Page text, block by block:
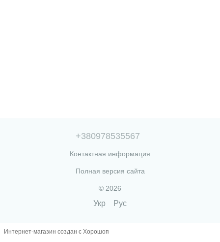
+380978535567
Контактная информация
Полная версия сайта
© 2026
Укр Рус
Интернет-магазин создан с Хорошоп